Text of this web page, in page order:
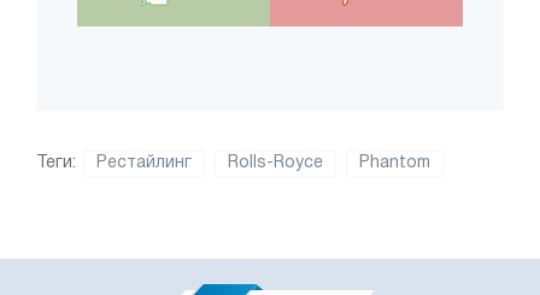
Теги: Рестайлинг Rolls-Royce Phantom